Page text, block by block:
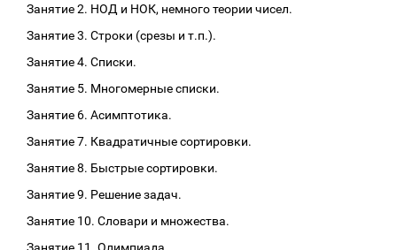
Занятие 2. НОД и НОК, немного теории чисел.
Занятие 3. Строки (срезы и т.п.).
Занятие 4. Списки.
Занятие 5. Многомерные списки.
Занятие 6. Асимптотика.
Занятие 7. Квадратичные сортировки.
Занятие 8. Быстрые сортировки.
Занятие 9. Решение задач.
Занятие 10. Словари и множества.
Занятие 11. Олимпиада.